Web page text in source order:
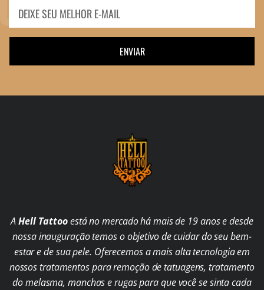
ENVIAR
AHell Tattooestá no mercado há mais de 19 anos e desde
nossa inauguração temos o objetivo de cuidar do seu bem-
estar e de sua pele. Oferecemos a mais alta tecnologia em
nossos tratamentos para remoção de tatuagens, tratamento
do melasma, manchas e rugas para que você se sinta cada